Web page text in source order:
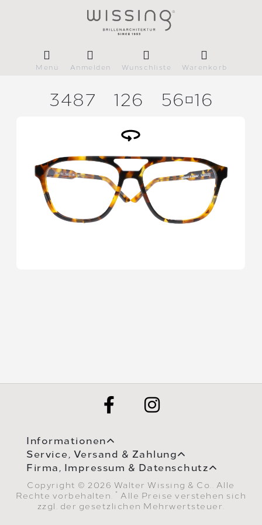
Menü Anmelden Wunschliste Warenkorb
3487 126 5616
Informationen
Service, Versand & Zahlung
Firma, Impressum & Datenschutz
Copyright © 2026 Walter Wissing & Co.. Alle
Rechte vorbehalten.
* Alle Preise verstehen sich
zzgl. der gesetzlichen Mehrwertsteuer.